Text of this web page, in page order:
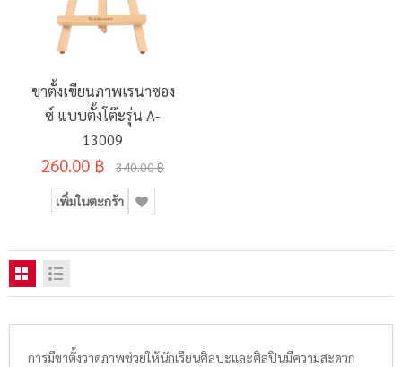
ขาตั้งเขียนภาพเรนาซอง
ซ์ แบบตั้งโต๊ะรุ่น A-
13009
260.00 ฿ 340.00 ฿
เพิ่มในตะกร้า
การมีขาตั้งวาดภาพช่วยให้นักเรียนศิลปะและศิลปินมีความสะดวก